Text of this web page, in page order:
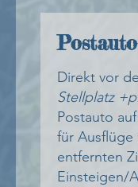
Postauto
Direkt vor
Stellplatz
Postauto
für Ausflüge
entfernten
Einsteigen/